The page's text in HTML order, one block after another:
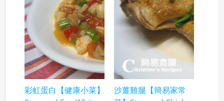
彩虹蛋白【健康小菜】
沙薑雞腿【簡易家常